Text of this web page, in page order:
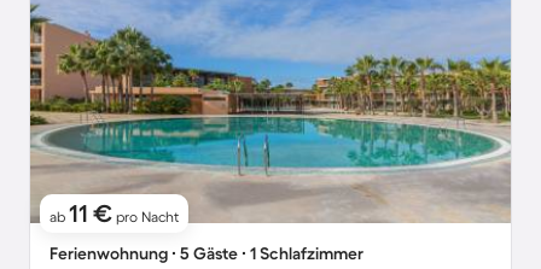
ab 11 € pro Nacht
Ferienwohnung ∙ 5 Gäste ∙ 1 Schlafzimmer